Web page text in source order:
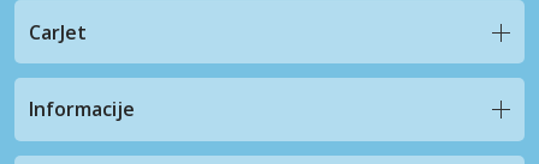
CarJet
Informacije